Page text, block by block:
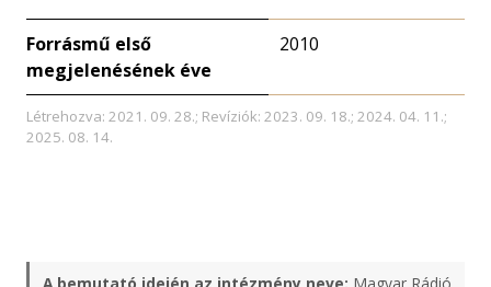
Forrásmű első
megjelenésének éve
2010
Létrehozva: 2021. 09. 28.; Revíziók: 2023. 09. 18.; 2024. 04. 11.;
2025. 08. 14.